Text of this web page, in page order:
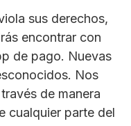
sus derechos,
encontrar con
de pago. Nuevas
Nos
de manera
cualquier parte del